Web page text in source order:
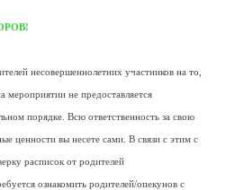
несовершеннолетних участников на то,
мероприятии не предоставляется
порядке. Всю ответственность за свою
ценности вы несете сами. В связи с этим с
расписок от родителей
ознакомить родителей/опекунов с